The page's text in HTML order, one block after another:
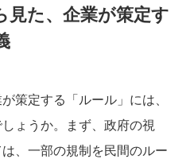
見た、企業が策定す
策定する「ルール」には、
ょうか。まず、政府の視
、一部の規制を民間のルー